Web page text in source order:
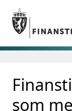
Gå til
Gå til søkesiden
nettstedet
som